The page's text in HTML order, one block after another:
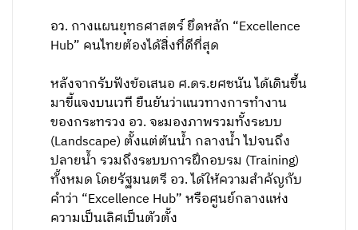
อว. กางแผนยุทธศาสตร์ ยึดหลัก “Excellence
Hub” คนไทยต้องได้สิ่งที่ดีที่สุด
หลังจากรับฟังข้อเสนอ ศ.ดร.ยศชนัน ได้เดินขึ้น
มาขี้แจงบนเวที ยืนยันว่าแนวทางการทำงาน
ของกระทรวง อว. จะมองภาพรวมทั้งระบบ
(Landscape) ตั้งแต่ต้นน้ำ กลางน้ำ ไปจนถึง
ปลายน้ำ รวมถึงระบบการฝึกอบรม (Training)
ทั้งหมด โดยรัฐมนตรี อว. ได้ให้ความสำคัญกับ
คำว่า “Excellence Hub” หรือศูนย์กลางแห่ง
ความเป็นเลิศเป็นตัวตั้ง